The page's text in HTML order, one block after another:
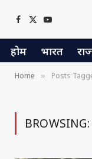
Facebook
X
(Twitter)
YouTube
होम भारत
Home » Posts
BROWSING: